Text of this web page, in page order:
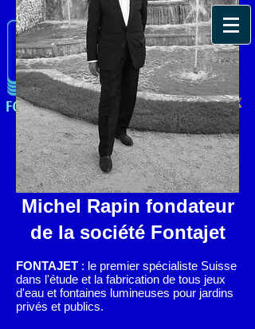
Michel Rapin fondateur
de la société Fontajet
FONTAJET : le premier spécialiste Suisse
dans l'étude et la fabrication de tous jeux
d'eau et fontaines lumineuses pour jardins
privés et publics.